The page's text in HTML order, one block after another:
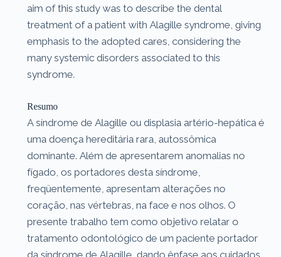
aim of this study was to describe the dental
treatment of a patient with Alagille syndrome, giving
emphasis to the adopted cares, considering the
many systemic disorders associated to this
syndrome.
Resumo
A síndrome de Alagille ou displasia artério-hepática é
uma doença hereditária rara, autossômica
dominante. Além de apresentarem anomalias no
fígado, os portadores desta síndrome,
freqüentemente, apresentam alterações no
coração, nas vértebras, na face e nos olhos. O
presente trabalho tem como objetivo relatar o
tratamento odontológico de um paciente portador
da síndrome de Alagille, dando ênfase aos cuidados